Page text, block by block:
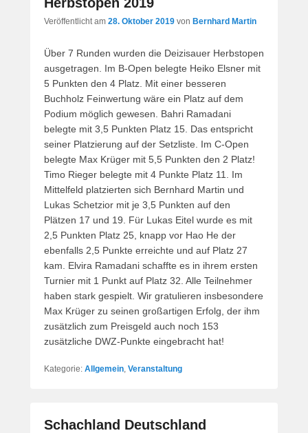
Veröffentlicht am 28. Oktober 2019 von Bernhard Martin
Über 7 Runden wurden die Deizisauer Herbstopen
ausgetragen. Im B‑Open belegte Heiko Elsner mit
5 Punkten den 4 Platz. Mit einer besseren
Buchholz Feinwertung wäre ein Platz auf dem
Podium möglich gewesen. Bahri Ramadani
belegte mit 3,5 Punkten Platz 15. Das entspricht
seiner Platzierung auf der Setzliste. Im C‑Open
belegte Max Krüger mit 5,5 Punkten den 2 Platz!
Timo Rieger belegte mit 4 Punkte Platz 11. Im
Mittelfeld platzierten sich Bernhard Martin und
Lukas Schetzior mit je 3,5 Punkten auf den
Plätzen 17 und 19. Für Lukas Eitel wurde es mit
2,5 Punkten Platz 25, knapp vor Hao He der
ebenfalls 2,5 Punkte erreichte und auf Platz 27
kam. Elvira Ramadani schaffte es in ihrem ersten
Turnier mit 1 Punkt auf Platz 32. Alle Teilnehmer
haben stark gespielt. Wir gratulieren insbesondere
Max Krüger zu seinen großartigen Erfolg, der ihm
zusätzlich zum Preisgeld auch noch 153
zusätzliche DWZ-Punkte eingebracht hat!
Kategorie: Allgemein Veranstaltung
Schachland Deutschland